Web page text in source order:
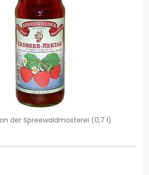
der Spreewaldmosterei (0,7 l)